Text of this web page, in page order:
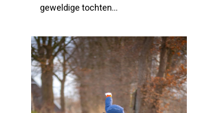
geweldige tochten…